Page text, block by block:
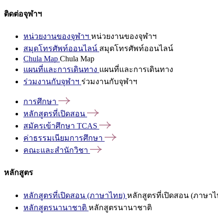
ติดต่อจุฬาฯ
หน่วยงานของจุฬาฯ หน่วยงานของจุฬาฯ
สมุดโทรศัพท์ออนไลน์ สมุดโทรศัพท์ออนไลน์
Chula Map Chula Map
แผนที่และการเดินทาง แผนที่และการเดินทาง
ร่วมงานกับจุฬาฯ ร่วมงานกับจุฬาฯ
การศึกษา
หลักสูตรที่เปิดสอน
สมัครเข้าศึกษา TCAS
ค่าธรรมเนียมการศึกษา
คณะและสำนักวิชา
หลักสูตร
หลักสูตรที่เปิดสอน (ภาษาไทย) หลักสูตรที่เปิดสอน (ภาษาไ
หลักสูตรนานาชาติ หลักสูตรนานาชาติ